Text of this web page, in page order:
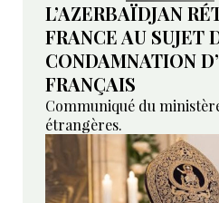
L’AZERBAÏDJAN
FRANCE AU SUJET
CONDAMNATION
FRANÇAIS
Communiqué du
étrangères.